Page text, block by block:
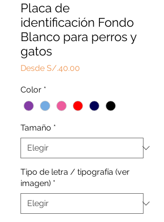
Placa de
identificación Fondo
Blanco para perros y
gatos
Desde S/.40.00
Color *
Tamaño *
Tipo de letra / tipografía (ver
imagen) *